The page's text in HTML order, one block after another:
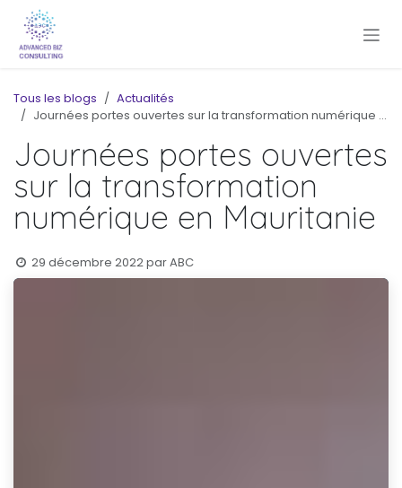
Se rendre au contenu
Tous les blogs
Actualités
Journées portes ouvertes sur la transformation numérique en Mauritanie
Journées portes ouvertes
sur la transformation
numérique en Mauritanie
29 décembre 2022parABC